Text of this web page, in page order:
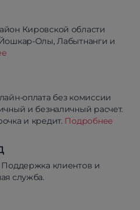
Кировской области
Олы, Лабытнанги и
оплата без комиссии
и безналичный расчет.
и кредит. Подробнее
клиентов и
служба.